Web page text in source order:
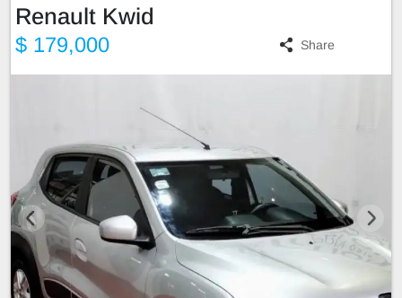
Renault Kwid
$ 179,000 Share